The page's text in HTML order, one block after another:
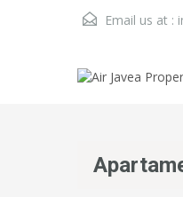
Email us at :